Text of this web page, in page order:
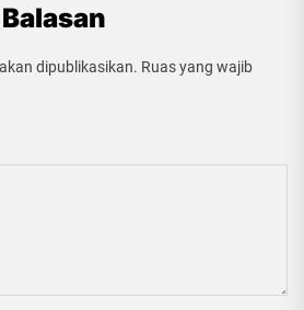
dipublikasikan. Ruas yang wajib